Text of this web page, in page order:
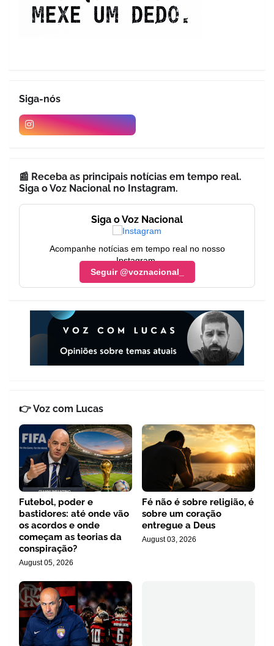
Siga-nós
📰 Receba as principais notícias em tempo real.
Siga o Voz Nacional no Instagram.
Siga o Voz Nacional
Acompanhe notícias em tempo real no nosso
Instagram.
Seguir @voznacional_
👉 Voz com Lucas
Futebol, poder e
bastidores: até onde vão
os acordos e onde
começam as teorias da
conspiração?
August 05, 2026
Fé não é sobre religião, é
sobre um coração
entregue a Deus
August 03, 2026